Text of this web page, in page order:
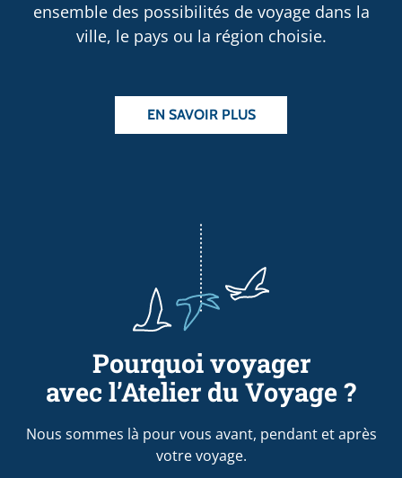
ensemble des possibilités de voyage dans la
ville, le pays ou la région choisie.
EN SAVOIR PLUS
Pourquoi voyager
avec l’Atelier du Voyage ?
Nous sommes là pour vous avant, pendant et après
votre voyage.